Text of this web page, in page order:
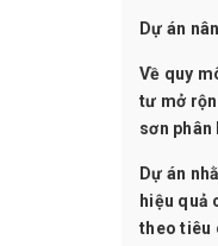
Dự án
Về quy
tư mở
sơn
Dự án
hiệu quả
theo tiêu